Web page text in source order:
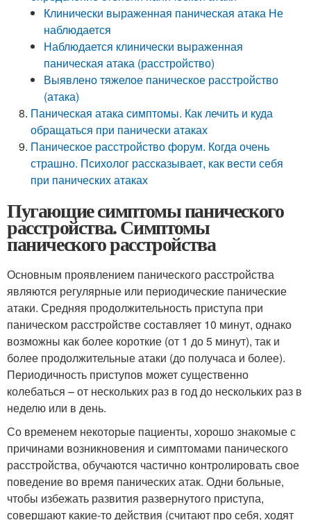
Клинически выраженная паническая атака Не
наблюдается
Наблюдается клинически выраженная
паническая атака (расстройство)
Выявлено тяжелое паническое расстройство
(атака)
Паническая атака симптомы. Как лечить и куда
обращаться при панически атаках
Паническое расстройство форум. Когда очень
страшно. Психолог рассказывает, как вести себя
при панических атаках
Пугающие симптомы панического
расстройства. Симптомы
панического расстройства
Основным проявлением панического расстройства
являются регулярные или периодические панические
атаки. Средняя продолжительность приступа при
паническом расстройстве составляет 10 минут, однако
возможны как более короткие (от 1 до 5 минут), так и
более продолжительные атаки (до получаса и более).
Периодичность приступов может существенно
колебаться – от нескольких раз в год до нескольких раз в
неделю или в день.
Со временем некоторые пациенты, хорошо знакомые с
причинами возникновения и симптомами панического
расстройства, обучаются частично контролировать свое
поведение во время панических атак. Одни больные,
чтобы избежать развития развернутого приступа,
совершают какие-то действия (считают про себя, ходят